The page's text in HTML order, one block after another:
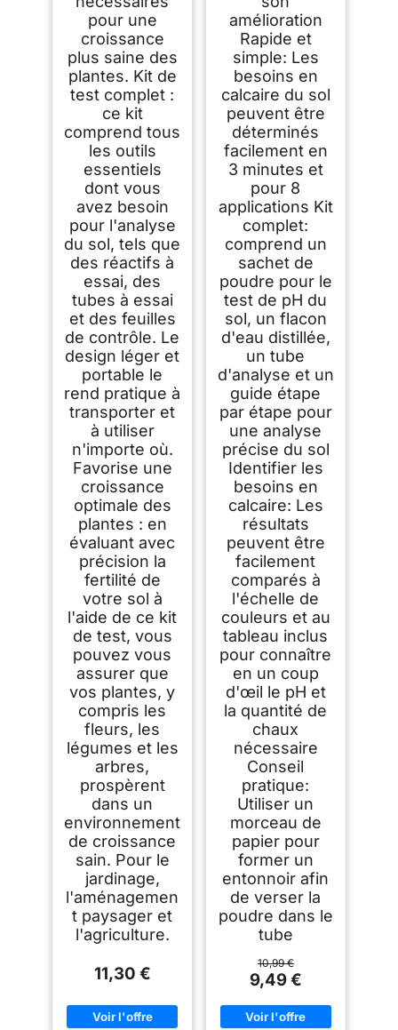
pour une
croissance
plus saine des
plantes. Kit de
test complet :
ce kit
comprend tous
les outils
essentiels
dont vous
avez besoin
pour l'analyse
du sol, tels que
des réactifs à
essai, des
tubes à essai
et des feuilles
de contrôle. Le
design léger et
portable le
rend pratique à
transporter et
à utiliser
n'importe où.
Favorise une
croissance
optimale des
plantes : en
évaluant avec
précision la
fertilité de
votre sol à
l'aide de ce kit
de test, vous
pouvez vous
assurer que
vos plantes, y
compris les
fleurs, les
légumes et les
arbres,
prospèrent
dans un
environnement
de croissance
sain. Pour le
jardinage,
l'aménagemen
t paysager et
l'agriculture.
11,30 €
amélioration
Rapide et
simple: Les
besoins en
calcaire du sol
peuvent être
déterminés
facilement en
3 minutes et
pour 8
applications Kit
complet:
comprend un
sachet de
poudre pour le
test de pH du
sol, un flacon
d'eau distillée,
un tube
d'analyse et un
guide étape
par étape pour
une analyse
précise du sol
Identifier les
besoins en
calcaire: Les
résultats
peuvent être
facilement
comparés à
l'échelle de
couleurs et au
tableau inclus
pour connaître
en un coup
d'œil le pH et
la quantité de
chaux
nécessaire
Conseil
pratique:
Utiliser un
morceau de
papier pour
former un
entonnoir afin
de verser la
poudre dans le
tube
10,99 €
9,49 €